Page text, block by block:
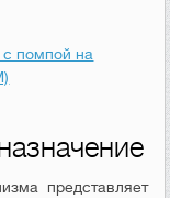
помпой на
представляет